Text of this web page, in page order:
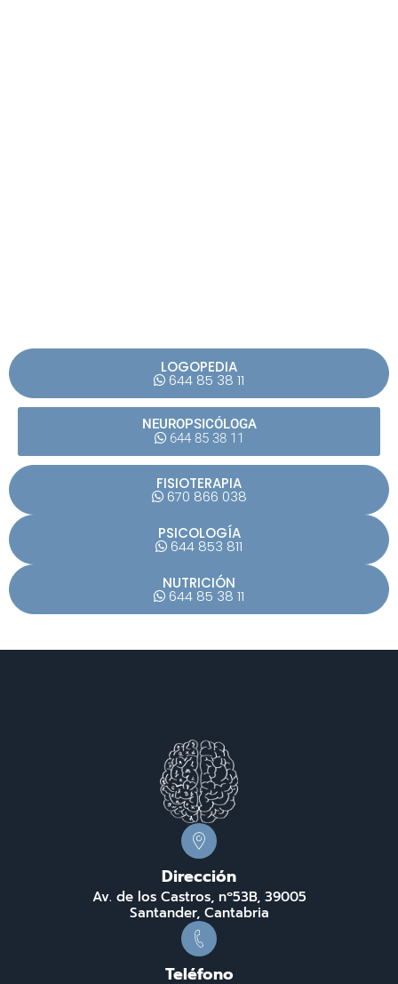
LOGOPEDIA
644 85 38 11
NEUROPSICÓLOGA
644 85 38 11
FISIOTERAPIA
670 866 038
PSICOLOGÍA
644 853 811
NUTRICIÓN
644 85 38 11
Dirección
Av. de los Castros, nº53B, 39005
Santander, Cantabria
Teléfono